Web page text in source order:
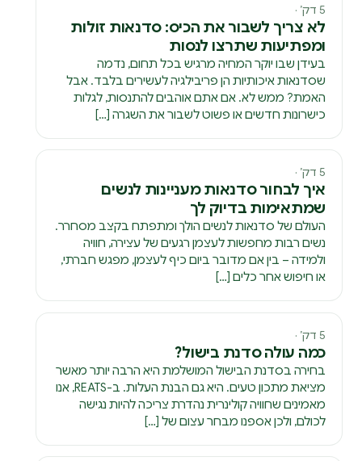
5 דק׳ ·
לא צריך לשבור את הכיס: סדנאות זולות
ומפתיעות שתרצו לנסות
בעידן שבו יוקר המחיה מרגיש בכל תחום, נדמה
שסדנאות איכותיות הן פריבילגיה לעשירים בלבד. אבל
האמת? ממש לא. אם אתם אוהבים להתנסות, לגלות
כישרונות חדשים או פשוט לשבור את השגרה […]
5 דק׳ ·
איך לבחור סדנאות מעניינות לנשים
שמתאימות בדיוק לך
העולם של סדנאות לנשים הולך ומתפתח בקצב מסחרר.
נשים רבות מחפשות לעצמן רגעים של עצירה, חוויה
ולמידה – בין אם מדובר ביום כיף לעצמן, מפגש חברתי,
או חיפוש אחר כלים […]
5 דק׳ ·
כמה עולה סדנת בישול?
בחירה בסדנת הבישול המושלמת היא הרבה יותר מאשר
מציאת מתכון טעים. היא גם הבנת העלות. ב-REATS, אנו
מאמינים שחוויה קולינרית נהדרת צריכה להיות נגישה
לכולם, ולכן אספנו מבחר עצום של […]